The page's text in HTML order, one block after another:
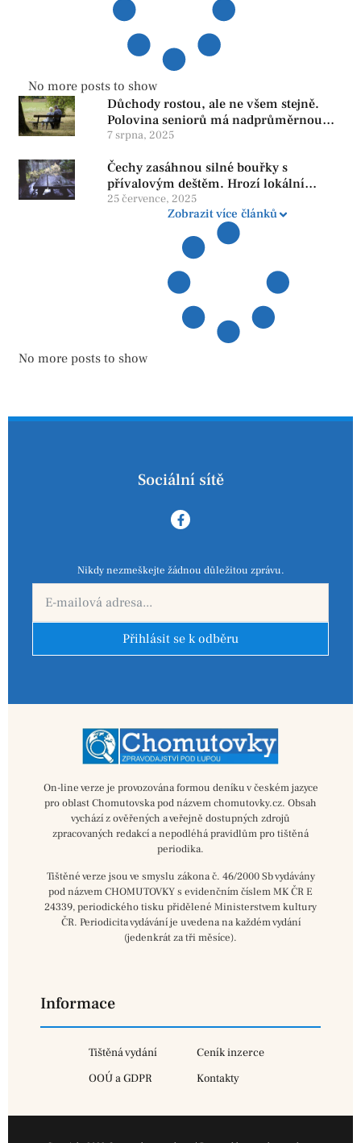
No more posts to show
Důchody rostou, ale ne všem stejně.
Polovina seniorů má nadprůměrnou
penzi, tisíce však žijí pod hranicí
reformy
7 srpna, 2025
Čechy zasáhnou silné bouřky s
přívalovým deštěm. Hrozí lokální
zatopení
25 července, 2025
Zobrazit více článků
No more posts to show
Sociální sítě
Nikdy nezmeškejte žádnou důležitou zprávu.
Přihlásit se k odběru
On-line verze je provozována formou deníku v českém jazyce
pro oblast Chomutovska pod názvem chomutovky.cz. Obsah
vychází z ověřených a veřejně dostupných zdrojů
zpracovaných redakcí a nepodléhá pravidlům pro tištěná
periodika.
Tištěné verze jsou ve smyslu zákona č. 46/2000 Sb vydávány
pod názvem CHOMUTOVKY s evidenčním číslem MK ČR E
24339, periodického tisku přidělené Ministerstvem kultury
ČR. Periodicita vydávání je uvedena na každém vydání
(jedenkrát za tři měsíce).
Informace
Tištěná vydání
Ceník inzerce
OOÚ a GDPR
Kontakty